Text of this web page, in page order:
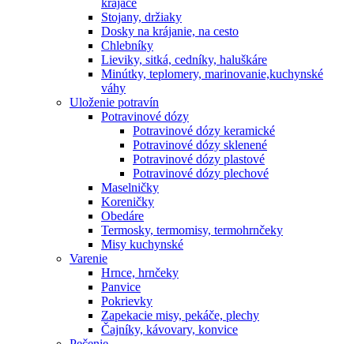
krájače
Stojany, držiaky
Dosky na krájanie, na cesto
Chlebníky
Lieviky, sitká, cedníky, haluškáre
Minútky, teplomery, marinovanie,kuchynské
váhy
Uloženie potravín
Potravinové dózy
Potravinové dózy keramické
Potravinové dózy sklenené
Potravinové dózy plastové
Potravinové dózy plechové
Maselničky
Koreničky
Obedáre
Termosky, termomisy, termohrnčeky
Misy kuchynské
Varenie
Hrnce, hrnčeky
Panvice
Pokrievky
Zapekacie misy, pekáče, plechy
Čajníky, kávovary, konvice